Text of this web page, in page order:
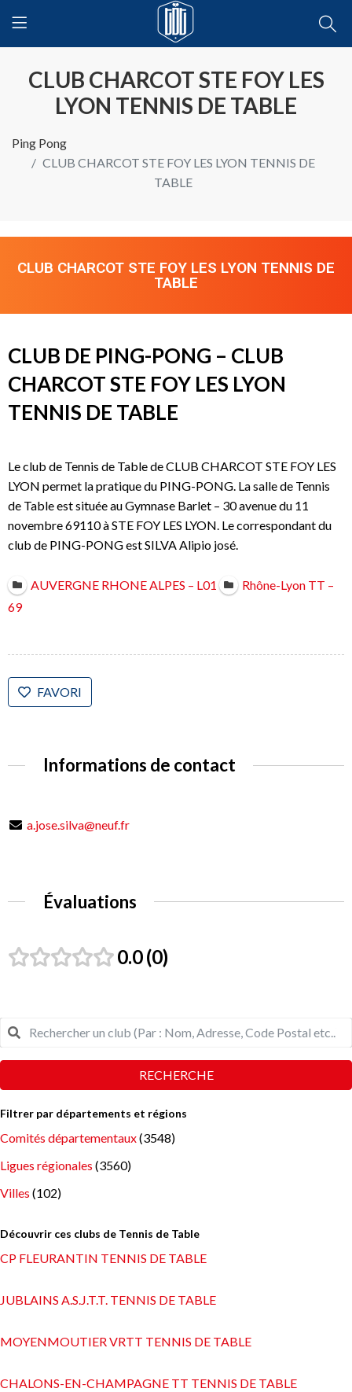
CLUB CHARCOT STE FOY LES
LYON TENNIS DE TABLE
Ping Pong
CLUB CHARCOT STE FOY LES LYON TENNIS DE
TABLE
CLUB CHARCOT STE FOY LES LYON TENNIS DE
TABLE
CLUB DE PING-PONG – CLUB
CHARCOT STE FOY LES LYON
TENNIS DE TABLE
Le club de Tennis de Table de CLUB CHARCOT STE FOY LES
LYON permet la pratique du PING-PONG. La salle de Tennis
de Table est située au Gymnase Barlet – 30 avenue du 11
novembre 69110 à STE FOY LES LYON. Le correspondant du
club de PING-PONG est SILVA Alipio josé.
AUVERGNE RHONE ALPES – L01
Rhône-Lyon TT –
69
FAVORI
Informations de contact
a.jose.silva@neuf.fr
Évaluations
0.0 0
RECHERCHE
Filtrer par départements et régions
Comités départementaux(3548)
Ligues régionales (3560)
Villes (102)
Découvrir ces clubs de Tennis de Table
CP FLEURANTIN TENNIS DE TABLE
JUBLAINS A.S.J.T.T. TENNIS DE TABLE
MOYENMOUTIER VRTT TENNIS DE TABLE
CHALONS-EN-CHAMPAGNE TT TENNIS DE TABLE